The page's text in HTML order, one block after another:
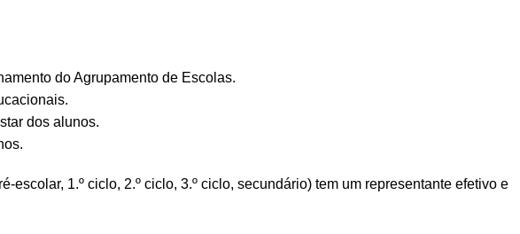
do Agrupamento de Escolas.
dos alunos.
1.º ciclo, 2.º ciclo, 3.º ciclo, secundário) tem um representante efetivo e